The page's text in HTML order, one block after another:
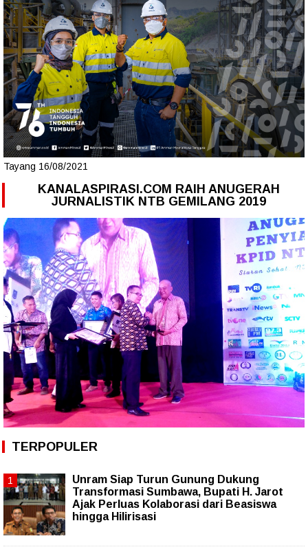
Tayang 16/08/2021
KANALASPIRASI.COM RAIH ANUGERAH
JURNALISTIK NTB GEMILANG 2019
TERPOPULER
Unram Siap Turun Gunung Dukung
Transformasi Sumbawa, Bupati H. Jarot
Ajak Perluas Kolaborasi dari Beasiswa
hingga Hilirisasi